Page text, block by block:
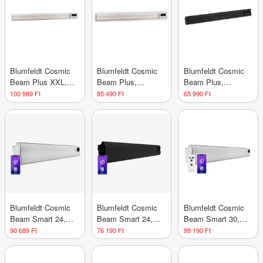
Blumfeldt Cosmic
Beam Plus XXL,
infravörös
hősugárzó, 3000 W,
100 989 Ft
Blumfeldt Cosmic
Beam Plus,
infravörös
hősugárzó, 2400 W,
85 490 Ft
Blumfeldt Cosmic
Beam Plus,
infravörös terasz
hősugárzó, 2400 W,
65 990 Ft
Blumfeldt Cosmic
Beam Smart 24,
infravörös
hősugárzó, 2400 W,
90 689 Ft
Blumfeldt Cosmic
Beam Smart 24,
infravörös
hősugárzó, 2400 W,
76 190 Ft
Blumfeldt Cosmic
Beam Smart 30,
infravörös
hősugárzó, 3000 W,
99 190 Ft